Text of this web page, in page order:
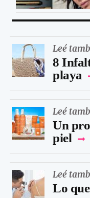
Leé
8
playa
Leé
Un
piel
Leé
Lo